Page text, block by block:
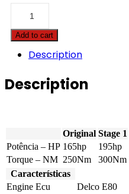
Envision
-
Turbo
quantity
Add to cart
Description
Description
Original Stage 1
Potência – HP 165hp 195hp
Torque – NM 250Nm 300Nm
Características
Engine Ecu
Delco E80